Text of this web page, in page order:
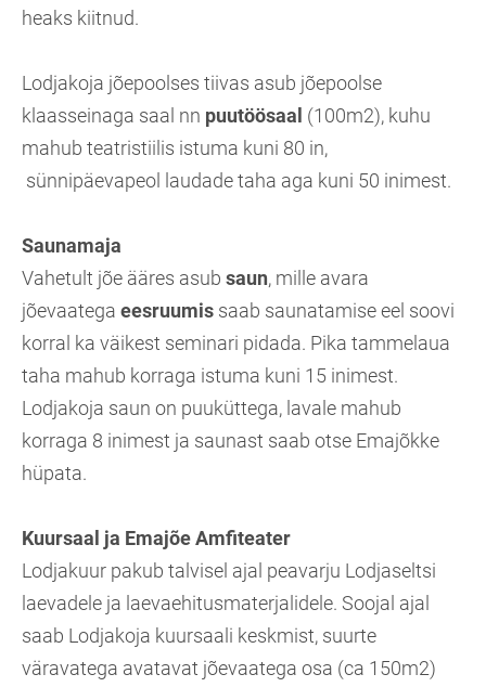
heaks kiitnud.
Lodjakoja jõepoolses tiivas asub jõepoolse
klaasseinaga saal nn puutöösaal (100m2), kuhu
mahub teatristiilis istuma kuni 80 in,
sünnipäevapeol laudade taha aga kuni 50 inimest.
Saunamaja
Vahetult jõe ääres asub saun, mille avara
jõevaatega eesruumis saab saunatamise eel soovi
korral ka väikest seminari pidada. Pika tammelaua
taha mahub korraga istuma kuni 15 inimest.
Lodjakoja saun on puuküttega, lavale mahub
korraga 8 inimest ja saunast saab otse Emajõkke
hüpata.
Kuursaal ja Emajõe Amfiteater
Lodjakuur pakub talvisel ajal peavarju Lodjaseltsi
laevadele ja laevaehitusmaterjalidele. Soojal ajal
saab Lodjakoja kuursaali keskmist, suurte
väravatega avatavat jõevaatega osa (ca 150m2)